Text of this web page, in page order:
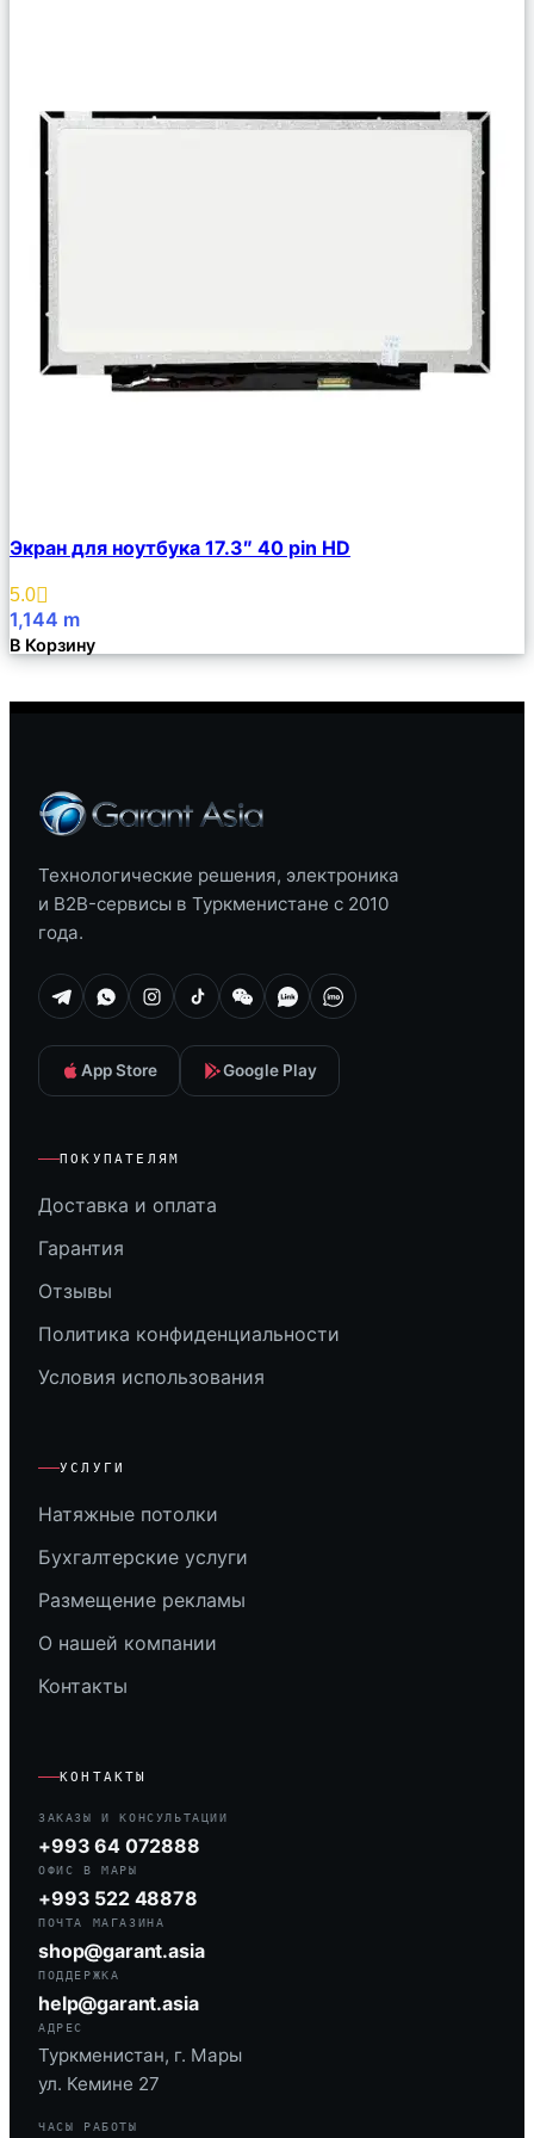
Описание
Избранное
Экран для ноутбука 17.3″ 40 pin HD
5.0
1,144 m
В Корзину
Технологические решения, электроника
и B2B-сервисы в Туркменистане с 2010
года.
App Store Google Play
ПОКУПАТЕЛЯМ
Доставка и оплата
Гарантия
Отзывы
Политика конфиденциальности
Условия использования
УСЛУГИ
Натяжные потолки
Бухгалтерские услуги
Размещение рекламы
О нашей компании
Контакты
КОНТАКТЫ
ЗАКАЗЫ И КОНСУЛЬТАЦИИ
+993 64 072888
ОФИС В МАРЫ
+993 522 48878
ПОЧТА МАГАЗИНА
shop@garant.asia
ПОДДЕРЖКА
help@garant.asia
АДРЕС
Туркменистан, г. Мары
ул. Кемине 27
ЧАСЫ РАБОТЫ